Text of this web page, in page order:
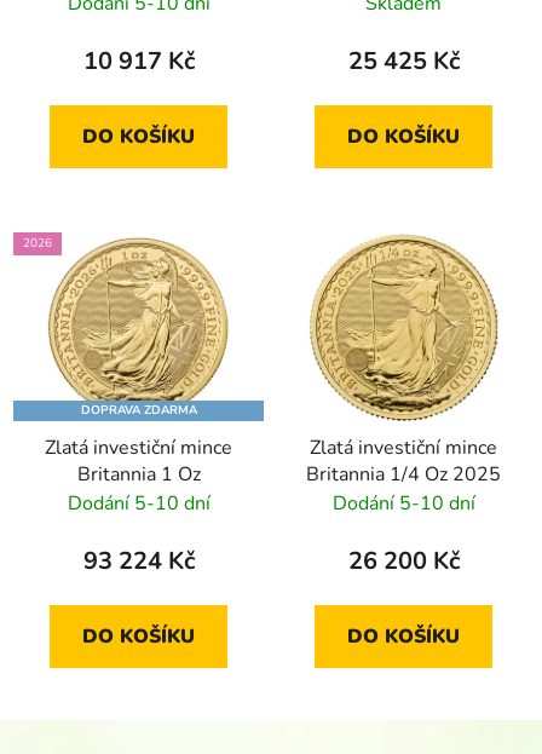
10 917 Kč
DO KOŠÍKU
25 425 Kč
DO KOŠÍKU
2026
DOPRAVA ZDARMA
Zlatá investiční mince
Britannia 1 Oz
Dodání 5-10 dní
93 224 Kč
DO KOŠÍKU
Zlatá investiční mince
Britannia 1/4 Oz 2025
Dodání 5-10 dní
26 200 Kč
DO KOŠÍKU